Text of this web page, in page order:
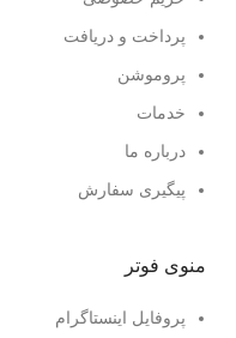
پرداخت و دریافت
پروموشن
خدمات
درباره ما
پیگیری سفارش
منوی فوتر
پروفایل اینستاگرام